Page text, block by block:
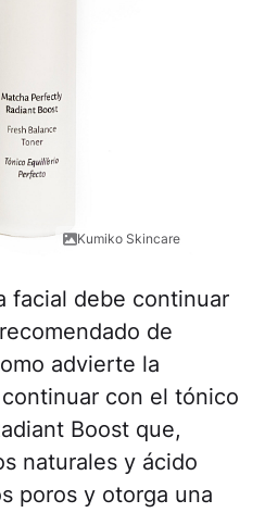
Kumiko Skincare
facial debe continuar
de
advierte la
con el tónico
Boost que,
naturales y ácido
poros y otorga una